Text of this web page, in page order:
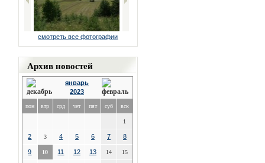
смотреть все фотографии
Архив новостей
январь
2023
пон втр срд чет пят суб вск
1
2 3 4 5 6 7 8
9 10 11 12 13 14 15